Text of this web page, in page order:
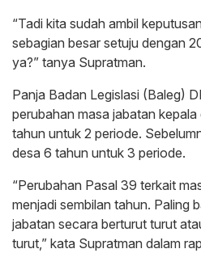
“Tadi kita sudah ambil
sebagian besar setuju dengan
ya?” tanya Supratman.
Panja Badan Legislasi (Baleg)
perubahan masa jabatan
tahun untuk 2 periode.
desa 6 tahun untuk 3 periode.
“Perubahan Pasal 39 terkait
menjadi sembilan tahun. Paling
jabatan secara berturut turut
turut,” kata Supratman dalam